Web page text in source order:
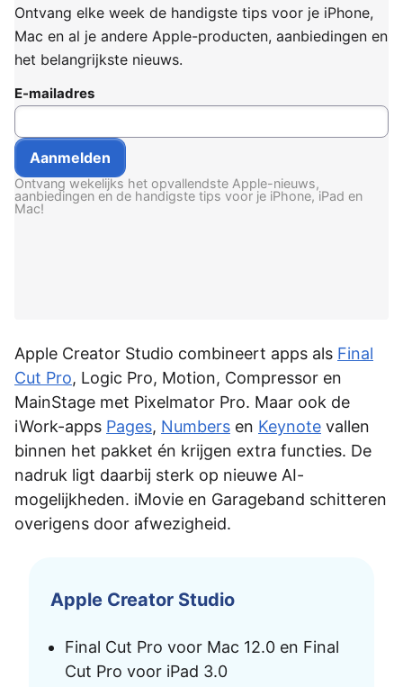
Ontvang elke week de handigste tips voor je iPhone,
Mac en al je andere Apple-producten, aanbiedingen en
het belangrijkste nieuws.
E-mailadres
Ontvang wekelijks het opvallendste Apple-nieuws,
aanbiedingen en de handigste tips voor je iPhone, iPad en
Mac!
Apple Creator Studio combineert apps als Final
Cut Pro, Logic Pro, Motion, Compressor en
MainStage met Pixelmator Pro. Maar ook de
iWork-apps Pages, Numbers en Keynote vallen
binnen het pakket én krijgen extra functies. De
nadruk ligt daarbij sterk op nieuwe AI-
mogelijkheden. iMovie en Garageband schitteren
overigens door afwezigheid.
Apple Creator Studio
Final Cut Pro voor Mac 12.0 en Final
Cut Pro voor iPad 3.0